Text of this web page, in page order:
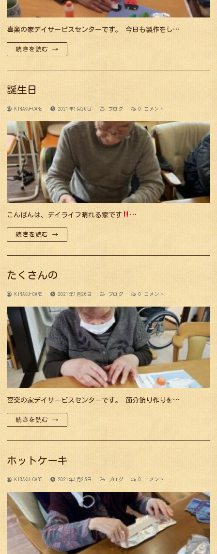
喜楽の家デイサービスセンターです。 今日も製作をし…
続きを読む →
誕生日
KIRAKU-CARE 2021年1月26日 ブログ 0 コメント
こんばんは、デイライフ晴れる家です …
続きを読む →
たくさんの
KIRAKU-CARE 2021年1月26日 ブログ 0 コメント
喜楽の家デイサービスセンターです。 節分飾り作りを…
続きを読む →
ホットケーキ
KIRAKU-CARE 2021年1月25日 ブログ 0 コメント